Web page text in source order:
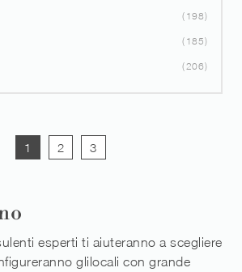
198
185
206
1 2 3
esperti ti aiuteranno a scegliere
glilocali con grande